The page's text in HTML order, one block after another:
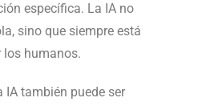
específica. La IA no
sino que siempre está
humanos.
IA también puede ser